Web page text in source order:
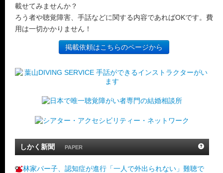
載せてみませんか？
ろう者や聴覚障害、手話などに関する内容であればOKです。費
用は一切かかりません！
掲載依頼はこちらのページから
しかく新聞 PAPER
林家パー子、認知症が進行「一人で外出られない」難聴で